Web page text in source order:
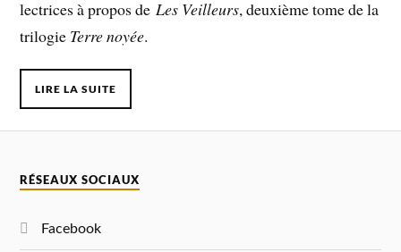
lectrices à propos deLes Veilleurs, deuxième tome de la
trilogie Terre noyée.
LIRE LA SUITE
RÉSEAUX SOCIAUX
Facebook